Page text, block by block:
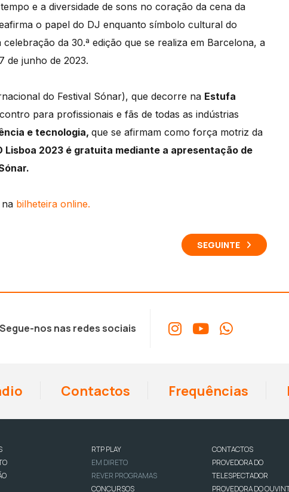
e a diversidade de sons no coração da cena da
o papel do DJ enquanto símbolo cultural do
da 30.ª edição que se realiza em Barcelona, a
de junho de 2023.
do Festival Sónar), que decorre na Estufa
para profissionais e fãs de todas as indústrias
e tecnologia, que se afirmam como força motriz da
Lisboa 2023 é gratuita mediante a apresentação de
bilheteira online.
SEGUINTE
Segue-nos nas redes sociais
Contactos Frequências
RTP PLAY
EM DIRETO
REVER PROGRAMAS
CONCURSOS
CONTACTOS
PROVEDORA DO
TELESPECTADOR
PROVEDORA DO